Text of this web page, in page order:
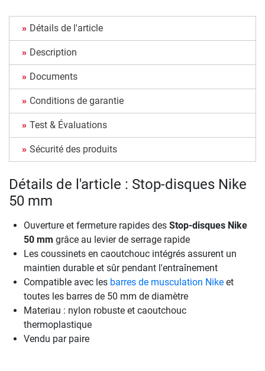
Détails de l'article
Description
Documents
Conditions de garantie
Test & Évaluations
Sécurité des produits
Détails de l'article : Stop-disques Nike
50 mm
Ouverture et fermeture rapides des Stop-disques Nike
50 mm grâce au levier de serrage rapide
Les coussinets en caoutchouc intégrés assurent un
maintien durable et sûr pendant l'entraînement
Compatible avec les barres de musculation Nike et
toutes les barres de 50 mm de diamètre
Materiau : nylon robuste et caoutchouc
thermoplastique
Vendu par paire